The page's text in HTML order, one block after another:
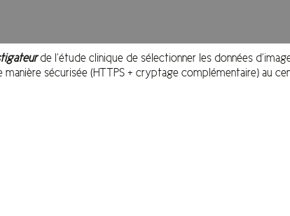
de l’étude clinique de sélectionner les données
sécurisée (HTTPS + cryptage complémentaire) au